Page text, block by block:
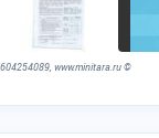
www.minitara.ru ©